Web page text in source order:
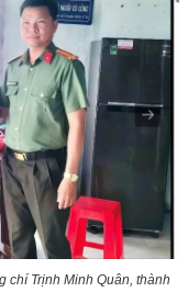
chí Trịnh Minh Quân, thành